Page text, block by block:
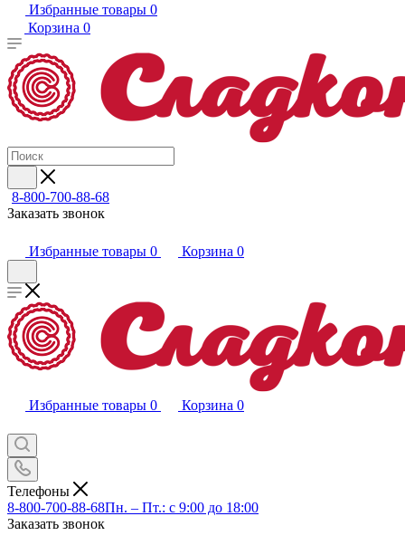
Избранные товары 0
Корзина 0
8-800-700-88-68
Заказать звонок
Избранные товары 0 Корзина 0
Избранные товары 0 Корзина 0
Телефоны
8-800-700-88-68Пн. – Пт.: с 9:00 до 18:00
Заказать звонок